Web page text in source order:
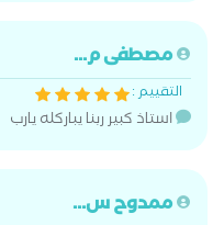
مصطفى م...
التقييم :
استاذ كبير ربنا يباركله يارب
ممدوح س...